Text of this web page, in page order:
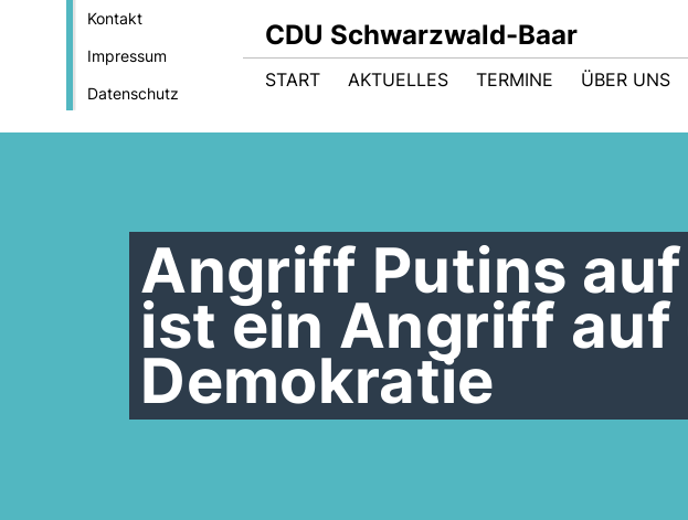
Kontakt
Impressum
Datenschutz
CDU Schwarzwald-Baar
START AKTUELLES TERMINE ÜBER UNS
Angriff Putins
ist ein Angriff auf
Demokratie